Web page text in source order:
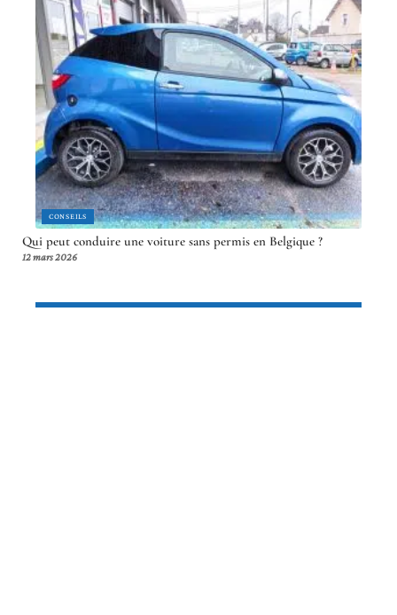
CONSEILS
Qui peut conduire une voiture sans permis en Belgique ?
12 mars 2026